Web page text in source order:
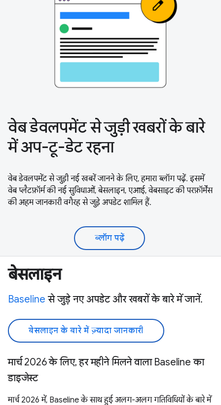
वेब डेवलपमेंट से जुड़ी खबरों के बारे
में अप-टू-डेट रहना
वेब डेवलपमेंट से जुड़ी नई खबरें जानने के लिए, हमारा ब्लॉग पढ़ें. इसमें
वेब प्लैटफ़ॉर्म की नई सुविधाओं, बेसलाइन, एआई, वेबसाइट की परफ़ॉर्मेंस
की अहम जानकारी वगैरह से जुड़े अपडेट शामिल हैं.
ब्लॉग पढ़ें
बेसलाइन
Baseline से जुड़े नए अपडेट और खबरों के बारे में जानें.
बेसलाइन के बारे में ज़्यादा जानकारी
मार्च 2026 के लिए, हर महीने मिलने वाला Baseline का
डाइजेस्ट
मार्च 2026 में, Baseline के साथ हुई अलग-अलग गतिविधियों के बारे में